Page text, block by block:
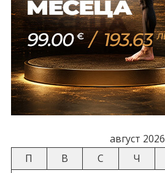
август 2026
П
В С Ч